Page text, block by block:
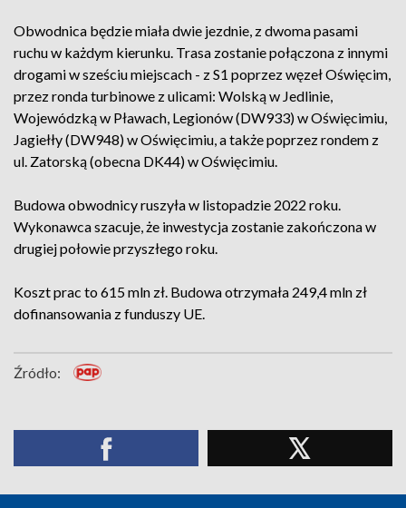
Obwodnica będzie miała dwie jezdnie, z dwoma pasami
ruchu w każdym kierunku. Trasa zostanie połączona z innymi
drogami w sześciu miejscach - z S1 poprzez węzeł Oświęcim,
przez ronda turbinowe z ulicami: Wolską w Jedlinie,
Wojewódzką w Pławach, Legionów (DW933) w Oświęcimiu,
Jagiełły (DW948) w Oświęcimiu, a także poprzez rondem z
ul. Zatorską (obecna DK44) w Oświęcimiu.
Budowa obwodnicy ruszyła w listopadzie 2022 roku.
Wykonawca szacuje, że inwestycja zostanie zakończona w
drugiej połowie przyszłego roku.
Koszt prac to 615 mln zł. Budowa otrzymała 249,4 mln zł
dofinansowania z funduszy UE.
Źródło: